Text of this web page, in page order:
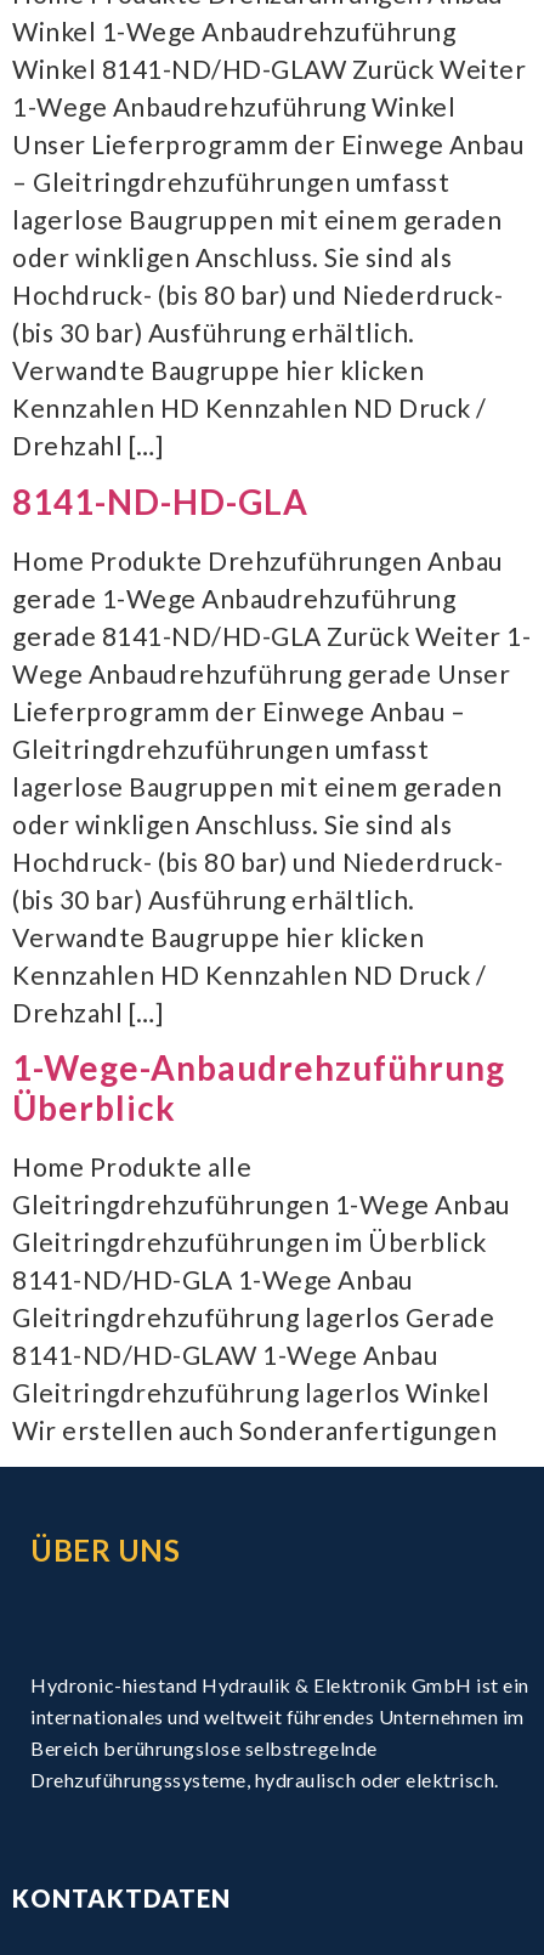
Winkel 1-Wege Anbaudrehzuführung
Winkel 8141-ND/HD-GLAW Zurück Weiter
1-Wege Anbaudrehzuführung Winkel
Unser Lieferprogramm der Einwege Anbau
– Gleitringdrehzuführungen umfasst
lagerlose Baugruppen mit einem geraden
oder winkligen Anschluss. Sie sind als
Hochdruck- (bis 80 bar) und Niederdruck-
(bis 30 bar) Ausführung erhältlich.
Verwandte Baugruppe hier klicken
Kennzahlen HD Kennzahlen ND Druck /
Drehzahl […]
8141-ND-HD-GLA
Home Produkte Drehzuführungen Anbau
gerade 1-Wege Anbaudrehzuführung
gerade 8141-ND/HD-GLA Zurück Weiter 1-
Wege Anbaudrehzuführung gerade Unser
Lieferprogramm der Einwege Anbau –
Gleitringdrehzuführungen umfasst
lagerlose Baugruppen mit einem geraden
oder winkligen Anschluss. Sie sind als
Hochdruck- (bis 80 bar) und Niederdruck-
(bis 30 bar) Ausführung erhältlich.
Verwandte Baugruppe hier klicken
Kennzahlen HD Kennzahlen ND Druck /
Drehzahl […]
1-Wege-Anbaudrehzuführung
Überblick
Home Produkte alle
Gleitringdrehzuführungen 1-Wege Anbau
Gleitringdrehzuführungen im Überblick
8141-ND/HD-GLA 1-Wege Anbau
Gleitringdrehzuführung lagerlos Gerade
8141-ND/HD-GLAW 1-Wege Anbau
Gleitringdrehzuführung lagerlos Winkel
Wir erstellen auch Sonderanfertigungen
ÜBER UNS
Hydronic-hiestand Hydraulik & Elektronik GmbH ist ein
internationales und weltweit führendes Unternehmen im
Bereich berührungslose selbstregelnde
Drehzuführungssysteme, hydraulisch oder elektrisch.
KONTAKTDATEN